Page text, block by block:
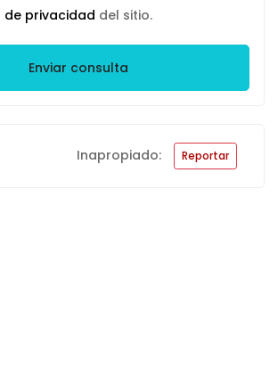
de privacidad del sitio.
Enviar consulta
Inapropiado: Reportar